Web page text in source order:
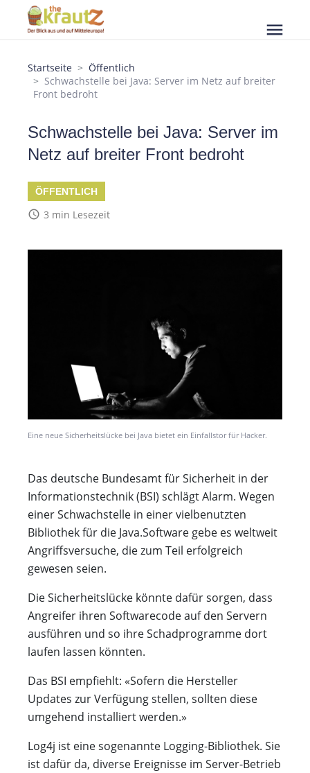
menu
Startseite
Öffentlich
Schwachstelle bei Java: Server im Netz auf breiter
Front bedroht
Schwachstelle bei Java: Server im
Netz auf breiter Front bedroht
ÖFFENTLICH
access_time 3 min Lesezeit
Eine neue Sicherheitslücke bei Java bietet ein Einfallstor für Hacker.
Das deutsche Bundesamt für Sicherheit in der
Informationstechnik (BSI) schlägt Alarm. Wegen
einer Schwachstelle in einer vielbenutzten
Bibliothek für die Java.Software gebe es weltweit
Angriffsversuche, die zum Teil erfolgreich
gewesen seien.
Die Sicherheitslücke könnte dafür sorgen, dass
Angreifer ihren Softwarecode auf den Servern
ausführen und so ihre Schadprogramme dort
laufen lassen könnten.
Das BSI empfiehlt: «Sofern die Hersteller
Updates zur Verfügung stellen, sollten diese
umgehend installiert werden.»
Log4j ist eine sogenannte Logging-Bibliothek. Sie
ist dafür da, diverse Ereignisse im Server-Betrieb